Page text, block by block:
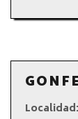
Localidad: